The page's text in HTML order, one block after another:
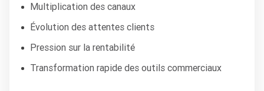
Multiplication des canaux
Évolution des attentes clients
Pression sur la rentabilité
Transformation rapide des outils commerciaux